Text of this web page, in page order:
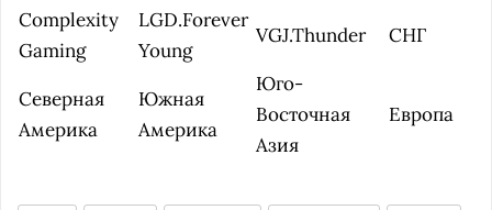
Complexity
Gaming
LGD.Forever
Young
VGJ.Thunder СНГ
Северная
Америка
Южная
Америка
Юго-
Восточная
Азия
Европа